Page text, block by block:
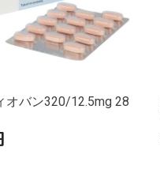
オバン320/12.5mg 28